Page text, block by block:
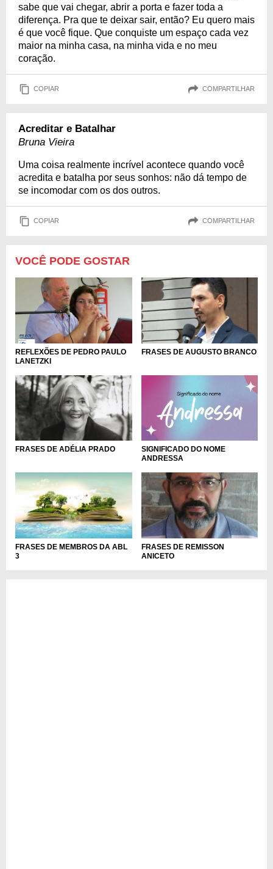
sabe que vai chegar, abrir a porta e fazer toda a
diferença. Pra que te deixar sair, então? Eu quero mais
é que você fique. Que conquiste um espaço cada vez
maior na minha casa, na minha vida e no meu
coração.
COPIAR COMPARTILHAR
Acreditar e Batalhar
Bruna Vieira
Uma coisa realmente incrível acontece quando você
acredita e batalha por seus sonhos: não dá tempo de
se incomodar com os dos outros.
COPIAR COMPARTILHAR
VOCÊ PODE GOSTAR
REFLEXÕES DE PEDRO PAULO
LANETZKI
FRASES DE AUGUSTO BRANCO
FRASES DE ADÉLIA PRADO
SIGNIFICADO DO NOME
ANDRESSA
FRASES DE MEMBROS DA ABL
3
FRASES DE REMISSON
ANICETO